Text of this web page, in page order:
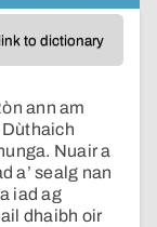
link to dictionary
ann am
Dùthaich
Nuair a
a’ sealg nan
iad ag
dhaibh oir